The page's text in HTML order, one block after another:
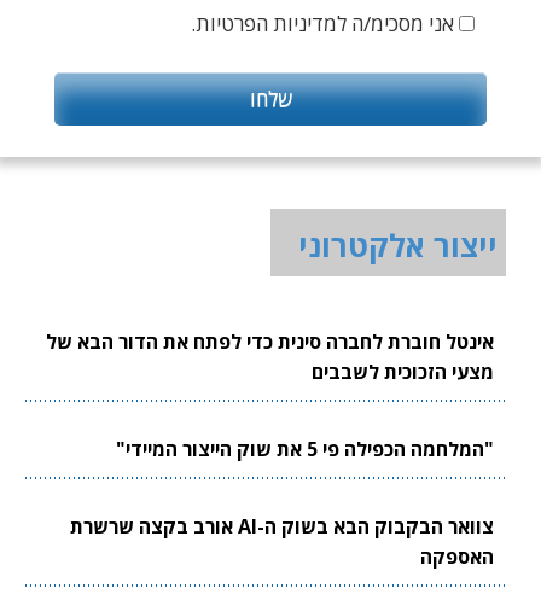
אני מסכימ/ה למדיניות הפרטיות.
ייצור אלקטרוני
אינטל חוברת לחברה סינית כדי לפתח את הדור הבא של
מצעי הזכוכית לשבבים
"המלחמה הכפילה פי 5 את שוק הייצור המיידי"
צוואר הבקבוק הבא בשוק ה-AI אורב בקצה שרשרת
האספקה